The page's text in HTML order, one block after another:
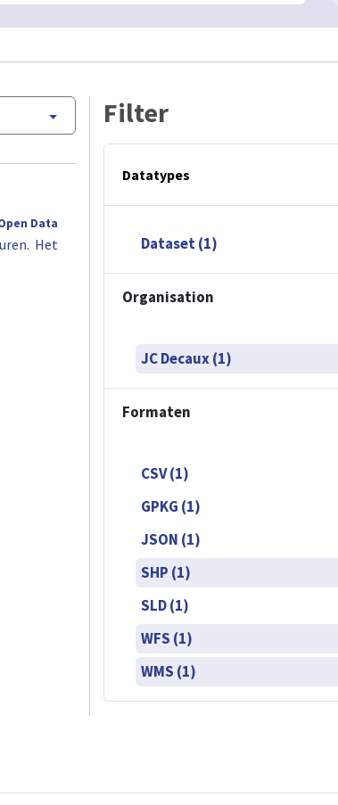
Data
Het
Filter
Datatypes
Dataset (1)
Organisation
JC Decaux (1)
Formaten
CSV (1)
GPKG (1)
JSON (1)
SHP (1)
SLD (1)
WFS (1)
WMS (1)